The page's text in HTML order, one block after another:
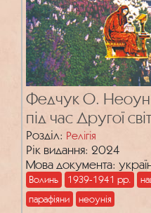
Федчук О.
під час Другої
Розділ: Релігія
Рік видання: 2024
Мова документа:
Волинь 1939-1941 рр.
парафіяни
неоунія